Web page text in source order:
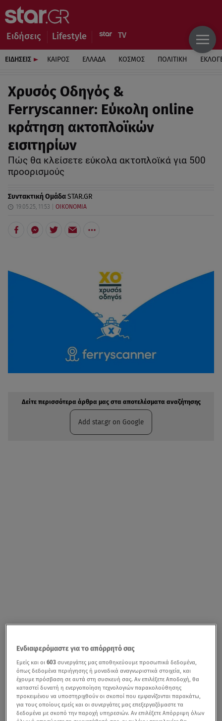
Ειδήσεις Lifestyle
ΕΙΔΗΣΕΙΣ ΚΑΙΡΟΣ ΕΛΛΑΔΑ ΚΟΣΜΟΣ ΠΟΛΙΤΙΚΗ
Χρυσός Οδηγός &
Ferryscanner: Eύκολη online
κράτηση ακτοπλοϊκών
εισιτηρίων
Πώς θα κλείσετε εύκολα ακτοπλοϊκά για 500
προορισμούς
Συντακτική ΟμάδαSTAR.GR
19.05.25, 11:53 ΟΙΚΟΝΟΜΙΑ
Δείτε περισσότερα άρθρα μας στα αποτελέσματα αναζήτησης
Add star.gr on Google
Ενδιαφερόμαστε για το απόρρητό σας
Εμείς και οι603 συνεργάτες μας αποθηκεύουμε προσωπικά δεδομένα,
όπως δεδομένα περιήγησης ή μοναδικά αναγνωριστικά στοιχεία, και
έχουμε πρόσβαση σε αυτά στη συσκευή σας. Αν επιλέξετε Αποδοχή, θα
καταστεί δυνατή η ενεργοποίηση τεχνολογιών παρακολούθησης
προκειμένου να υποστηριχθούν οι σκοποί που εμφανίζονται παρακάτω,
για τους οποίους εμείς και οι συνεργάτες μας επεξεργαζόμαστε τα
δεδομένα με σκοπό την παροχή υπηρεσιών. Αν επιλέξετε Απόρριψη όλων